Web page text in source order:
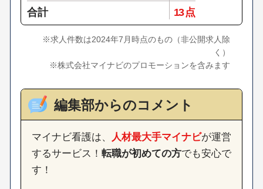
合計 13 点
※求人件数は2024年7月時点のもの（非公開求人除
く）
※株式会社マイナビのプロモーションを含みます
編集部からのコメント
マイナビ看護は、 人材最大手マイナビが運営
するサービス！ 転職が初めての方でも安心で
す！